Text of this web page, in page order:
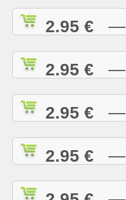
2.95 € —
2.95 € —
2.95 € —
2.95 € —